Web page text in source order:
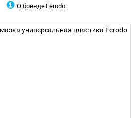
О бренде Ferodo